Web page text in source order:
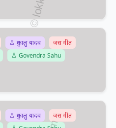
दुकालु यादव
जस गीत
Govendra Sahu
दुकालु यादव
जस गीत